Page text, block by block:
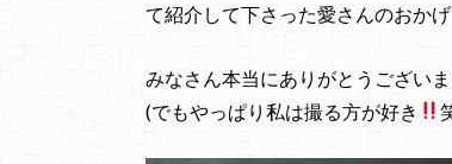
て紹介して下さった愛さんのおか
みなさん本当にありがとうござい
(でもやっぱり私は撮る方が好き